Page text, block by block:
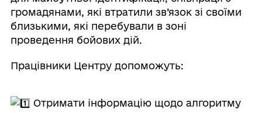
громадянами, які втратили зв’язок зі своїми
близькими, які перебували в зоні
проведення бойових дій.
Працівники Центру допоможуть:
Отримати інформацію щодо алгоритму